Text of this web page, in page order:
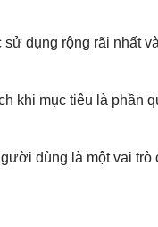
sử dụng rộng rãi nhất
khi mục tiêu là phần
dùng là một vai trò